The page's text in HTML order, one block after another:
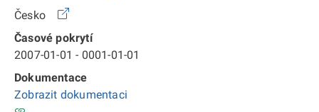
Česko
Časové pokrytí
2007-01-01 - 0001-01-01
Dokumentace
Zobrazit dokumentaci